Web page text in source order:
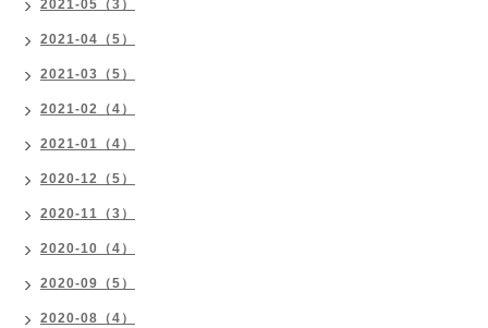
2021-05（3）
2021-04（5）
2021-03（5）
2021-02（4）
2021-01（4）
2020-12（5）
2020-11（3）
2020-10（4）
2020-09（5）
2020-08（4）